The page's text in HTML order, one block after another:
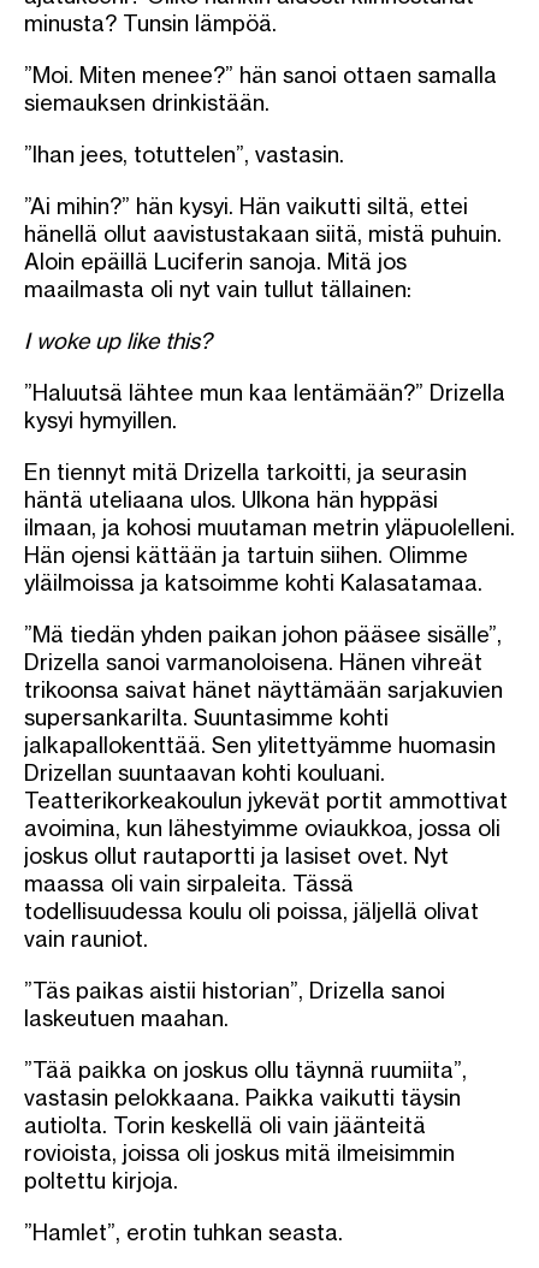
minusta? Tunsin lämpöä.
”Moi. Miten menee?” hän sanoi ottaen samalla
siemauksen drinkistään.
”Ihan jees, totuttelen”, vastasin.
”Ai mihin?” hän kysyi. Hän vaikutti siltä, ettei
hänellä ollut aavistustakaan siitä, mistä puhuin.
Aloin epäillä Luciferin sanoja. Mitä jos
maailmasta oli nyt vain tullut tällainen:
I woke up like this?
”Haluutsä lähtee mun kaa lentämään?” Drizella
kysyi hymyillen.
En tiennyt mitä Drizella tarkoitti, ja seurasin
häntä uteliaana ulos. Ulkona hän hyppäsi
ilmaan, ja kohosi muutaman metrin yläpuolelleni.
Hän ojensi kättään ja tartuin siihen. Olimme
yläilmoissa ja katsoimme kohti Kalasatamaa.
”Mä tiedän yhden paikan johon pääsee sisälle”,
Drizella sanoi varmanoloisena. Hänen vihreät
trikoonsa saivat hänet näyttämään sarjakuvien
supersankarilta. Suuntasimme kohti
jalkapallokenttää. Sen ylitettyämme huomasin
Drizellan suuntaavan kohti kouluani.
Teatterikorkeakoulun jykevät portit ammottivat
avoimina, kun lähestyimme oviaukkoa, jossa oli
joskus ollut rautaportti ja lasiset ovet. Nyt
maassa oli vain sirpaleita. Tässä
todellisuudessa koulu oli poissa, jäljellä olivat
vain rauniot.
”Täs paikas aistii historian”, Drizella sanoi
laskeutuen maahan.
”Tää paikka on joskus ollu täynnä ruumiita”,
vastasin pelokkaana. Paikka vaikutti täysin
autiolta. Torin keskellä oli vain jäänteitä
rovioista, joissa oli joskus mitä ilmeisimmin
poltettu kirjoja.
”Hamlet”, erotin tuhkan seasta.